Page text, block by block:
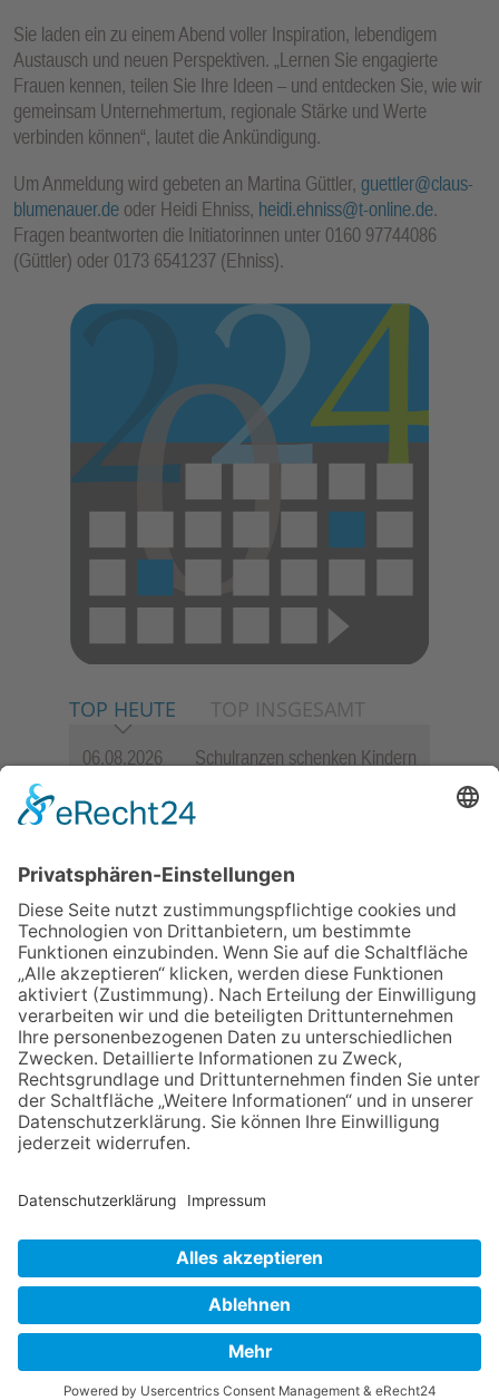
Sie laden ein zu einem Abend voller Inspiration, lebendigem
Austausch und neuen Perspektiven. „Lernen Sie engagierte
Frauen kennen, teilen Sie Ihre Ideen – und entdecken Sie, wie wir
gemeinsam Unternehmertum, regionale Stärke und Werte
verbinden können“, lautet die Ankündigung.
Um Anmeldung wird gebeten an Martina Güttler, guettler@claus-
blumenauer.de oder Heidi Ehniss, heidi.ehniss@t-online.de.
Fragen beantworten die Initiatorinnen unter 0160 97744086
(Güttler) oder 0173 6541237 (Ehniss).
TOP HEUTE TOP INSGESAMT
06.08.2026
Schulranzen schenken Kindern
06.08.2026
„Freundschaft, das ist wie
Jürgen Rohrmann setzt auf
Gemeinschaft und Bewährtes
06.08.2026
Zwischen Fachwerk, Wein und
Musik: Erste Kronberger
Weinzeit begeistert die
Burgstadt
06.08.2026
„Rock auf der Burg“ lässt
Königstein beben
06.08.2026
Nachhaltigkeits-Akteure
vernetzen sich
NACH OBEN
Datenschutz Netiquette FAQ
Powered bynative:media.